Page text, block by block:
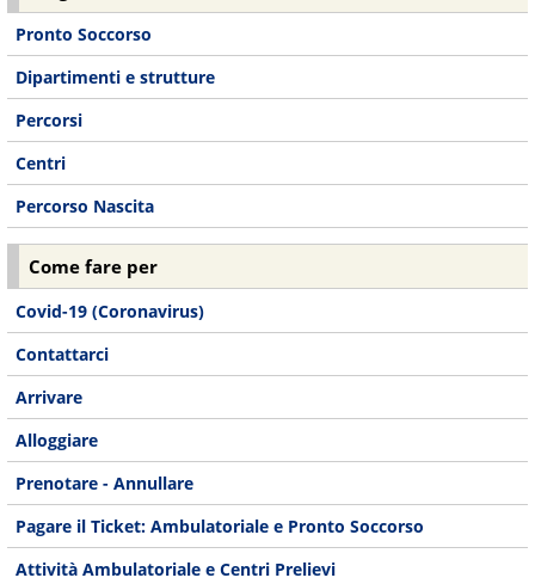
Pronto Soccorso
Dipartimenti e strutture
Percorsi
Centri
Percorso Nascita
Come fare per
Covid-19 (Coronavirus)
Contattarci
Arrivare
Alloggiare
Prenotare - Annullare
Pagare il Ticket: Ambulatoriale e Pronto Soccorso
Attività Ambulatoriale e Centri Prelievi